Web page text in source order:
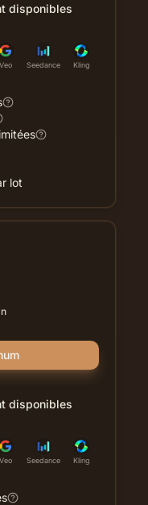
disponibles
Veo Seedance Kling
lot
disponibles
Veo Seedance Kling